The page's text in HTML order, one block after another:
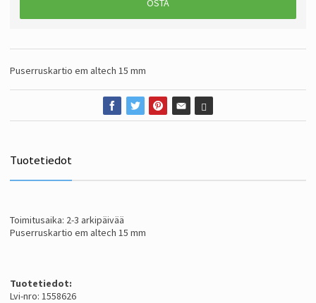
OSTA
Puserruskartio em altech 15 mm
Tuotetiedot
Toimitusaika: 2-3 arkipäivää
Puserruskartio em altech 15 mm
Tuotetiedot:
Lvi-nro: 1558626